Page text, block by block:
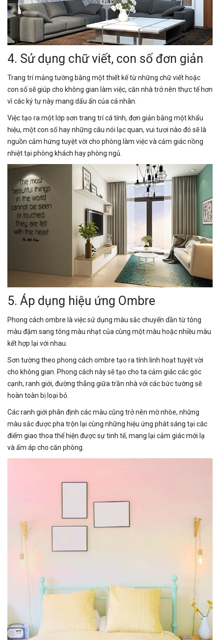
4. Sử dụng chữ viết, con số đơn giản
Trang trí mảng tường bằng một thiết kế từ những chữ viết hoặc
con số sẽ giúp cho không gian làm việc, căn nhà trở nên thực tế hơn
vì các ký tự này mang dấu ấn của cá nhân.
Việc tạo ra một lớp sơn trang trí cá tính, đơn giản bằng một khẩu
hiệu, một con số hay những câu nói lạc quan, vui tươi nào đó sẽ là
nguồn cảm hứng tuyệt vời cho phòng làm việc và cảm giác nồng
nhiệt tại phòng khách hay phòng ngủ.
5. Áp dụng hiệu ứng Ombre
Phong cách ombre là việc sử dụng màu sắc chuyển dần từ tông
màu đậm sang tông màu nhạt của cùng một màu hoặc nhiều màu
kết hợp lại với nhau.
Sơn tường theo phong cách ombre tạo ra tính linh hoạt tuyệt vời
cho không gian. Phong cách này sẽ tạo cho ta cảm giác các góc
cạnh, ranh giới, đường thẳng giữa trần nhà với các bức tường sẽ
hoàn toàn bị loại bỏ.
Các ranh giới phân định các màu cũng trở nên mờ nhòe, những
màu sắc được pha trộn lại cùng những hiệu ứng phát sáng tại các
điểm giao thoa thể hiện được sự tinh tế, mang lại cảm giác mới lạ
và ấm áp cho căn phòng.